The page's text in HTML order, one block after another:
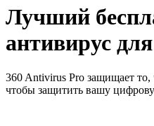
Лучший
антивирус
360 Antivirus Pro защищает то,
чтобы защитить вашу